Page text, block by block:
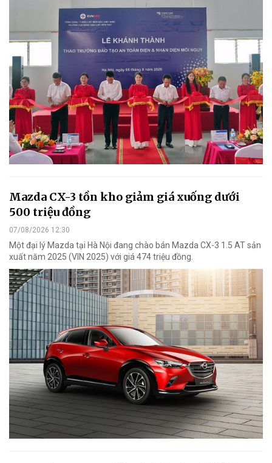
Mazda CX-3 tồn kho giảm giá xuống dưới
500 triệu đồng
07/08/2026 12:30
Một đại lý Mazda tại Hà Nội đang chào bán Mazda CX-3 1.5 AT sản
xuất năm 2025 (VIN 2025) với giá 474 triệu đồng.